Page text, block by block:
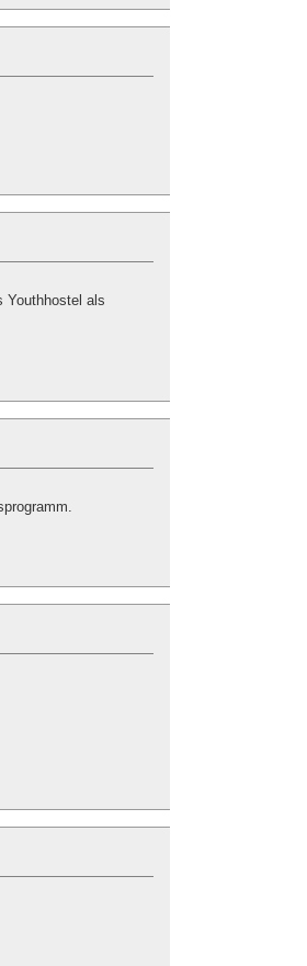
Youthhostel als